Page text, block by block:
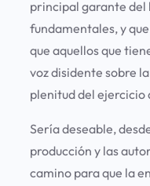
principal garante del
fundamentales, y
que aquellos que
voz disidente sobre
plenitud del ejercicio
Sería deseable,
producción y las
camino para que la